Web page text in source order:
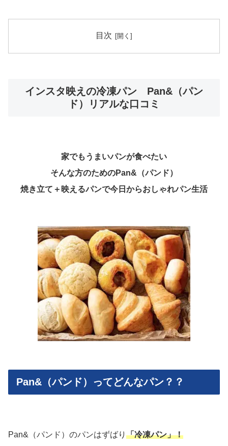
目次
インスタ映えの冷凍パン Pan&（パン
ド）リアルな口コミ
家でもうまいパンが食べたい
そんな方のためのPan&（パンド）
焼き立て＋映えるパンで今日からおしゃれパン生活
Pan&（パンド）ってどんなパン？？
Pan&（パンド）のパンはずばり 「冷凍パン」！